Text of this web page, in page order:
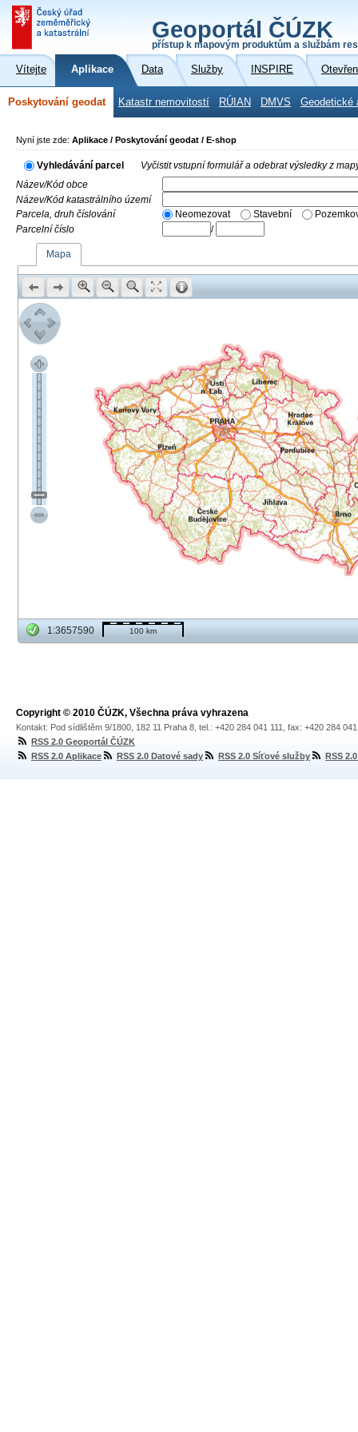
Geoportál ČÚZK
přístup k mapovým produktům a službám
Vítejte Aplikace Data Služby INSPIRE
Poskytování geodat Katastr nemovitostí RÚIAN DMVS Geodetické
Nyní jste zde: Aplikace / Poskytování geodat / E-shop
Vyhledávání parcel
Vyčistit vstupní formulář a odebrat výsledky z
Název/Kód obce
Název/Kód katastrálního území
Parcela, druh číslování
Neomezovat Stavební
Parcelní číslo
/
Mapa
1:3657590 100 km
Copyright © 2010 ČÚZK, Všechna práva vyhrazena
Kontakt: Pod sídlištěm 9/1800, 182 11 Praha 8, tel.: +420 284 041 111, fax: +420 284
RSS 2.0 Geoportál ČÚZK
RSS 2.0 Aplikace
RSS 2.0 Datové sady RSS 2.0 Síťové služby RSS